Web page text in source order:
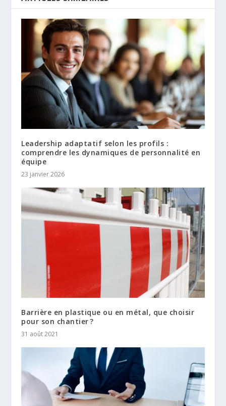
Leadership adaptatif selon les profils :
comprendre les dynamiques de personnalité en
équipe
23 janvier 2026
Barrière en plastique ou en métal, que choisir
pour son chantier ?
31 août 2021